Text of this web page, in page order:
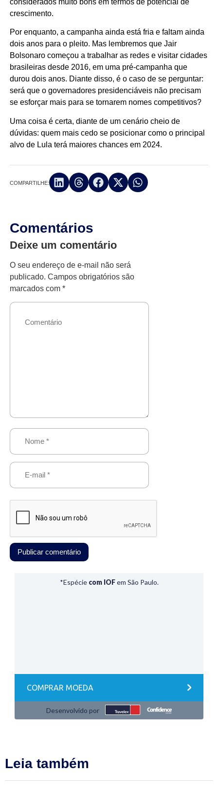
crescimento.
Por enquanto, a campanha ainda está fria e faltam ainda
dois anos para o pleito. Mas lembremos que Jair
Bolsonaro começou a trabalhar as redes e visitar cidades
brasileiras desde 2016, em uma pré-campanha que
durou dois anos. Diante disso, é o caso de se perguntar:
será que o governadores presidenciáveis não precisam
se esforçar mais para se tornarem nomes competitivos?
Uma coisa é certa, diante de um cenário cheio de
dúvidas: quem mais cedo se posicionar como o principal
alvo de Lula terá maiores chances em 2024.
COMPARTILHE:
Comentários
Deixe um comentário
O seu endereço de e-mail não será
publicado. Campos obrigatórios são
marcados com *
Leia também